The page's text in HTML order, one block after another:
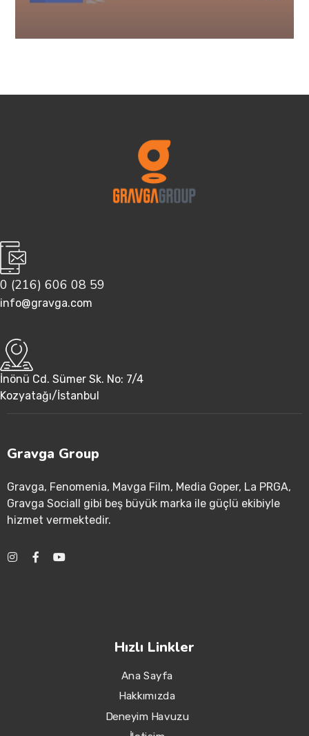
0 (216) 606 08 59
info@gravga.com
İnönü Cd. Sümer Sk. No: 7/4
Kozyatağı/İstanbul
Gravga Group
Gravga, Fenomenia, Mavga Film, Media Goper, La PRGA,
Gravga Sociall gibi beş büyük marka ile güçlü ekibiyle
hizmet vermektedir.
Hızlı Linkler
Ana Sayfa
Hakkımızda
Deneyim Havuzu